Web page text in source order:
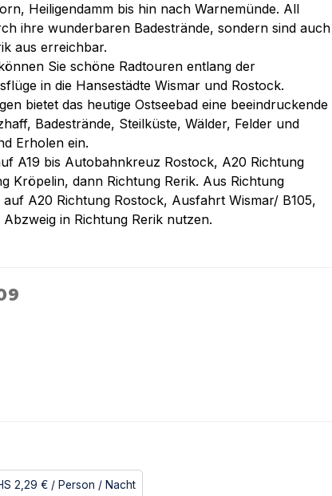
Heiligendamm bis hin nach Warnemünde. All
ihre wunderbaren Badestrände, sondern sind auch
aus erreichbar.
Sie schöne Radtouren entlang der
in die Hansestädte Wismar und Rostock.
bietet das heutige Ostseebad eine beeindruckende
Badestrände, Steilküste, Wälder, Felder und
Erholen ein.
A19 bis Autobahnkreuz Rostock, A20 Richtung
Kröpelin, dann Richtung Rerik. Aus Richtung
A20 Richtung Rostock, Ausfahrt Wismar/ B105,
in Richtung Rerik nutzen.
2,29 € / Person / Nacht